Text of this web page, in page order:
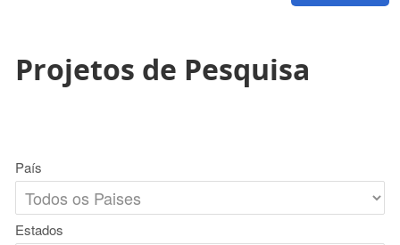
Projetos de Pesquisa
País
Estados